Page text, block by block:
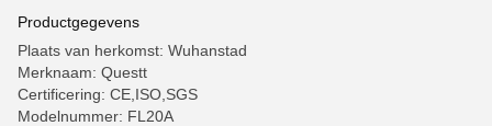
Productgegevens
Plaats van herkomst: Wuhanstad
Merknaam: Questt
Certificering: CE,ISO,SGS
Modelnummer: FL20A